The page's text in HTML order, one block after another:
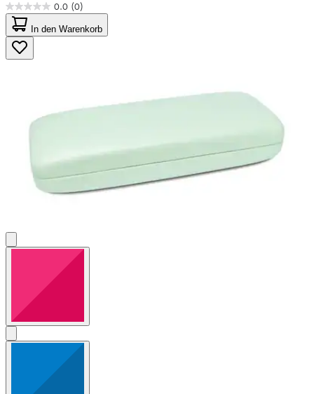
0.0 (0)
0.0
von
5
Sternen.
In den Warenkorb